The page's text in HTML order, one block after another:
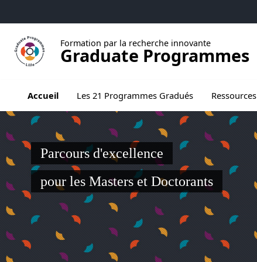
Formation par la recherche innovante
Graduate Programmes
Accueil Les 21 Programmes Gradués Ressources
Parcours d'excellence
pour les Masters et Doctorants